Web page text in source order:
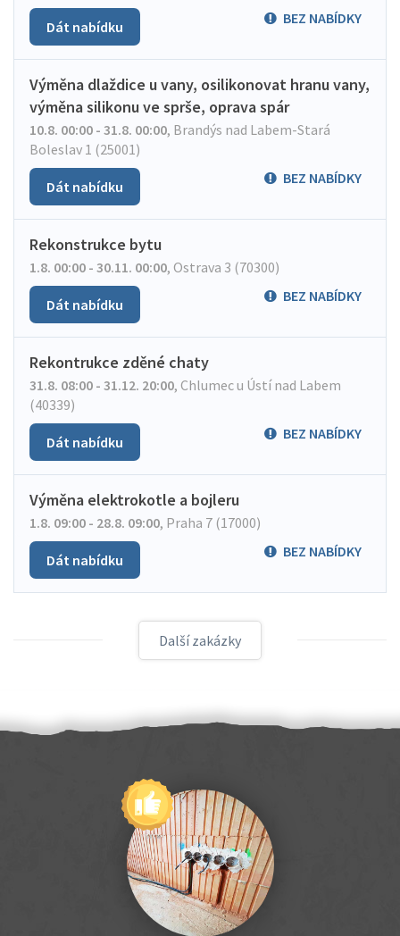
BEZ NABÍDKY
Dát nabídku
Výměna dlaždice u vany, osilikonovat hranu vany,
výměna silikonu ve sprše, oprava spár
10.8. 00:00 - 31.8. 00:00, Brandýs nad Labem-Stará
Boleslav 1 (25001)
BEZ NABÍDKY
Dát nabídku
Rekonstrukce bytu
1.8. 00:00 - 30.11. 00:00, Ostrava 3 (70300)
BEZ NABÍDKY
Dát nabídku
Rekontrukce zděné chaty
31.8. 08:00 - 31.12. 20:00, Chlumec u Ústí nad Labem
(40339)
BEZ NABÍDKY
Dát nabídku
Výměna elektrokotle a bojleru
1.8. 09:00 - 28.8. 09:00, Praha 7 (17000)
BEZ NABÍDKY
Dát nabídku
Další zakázky